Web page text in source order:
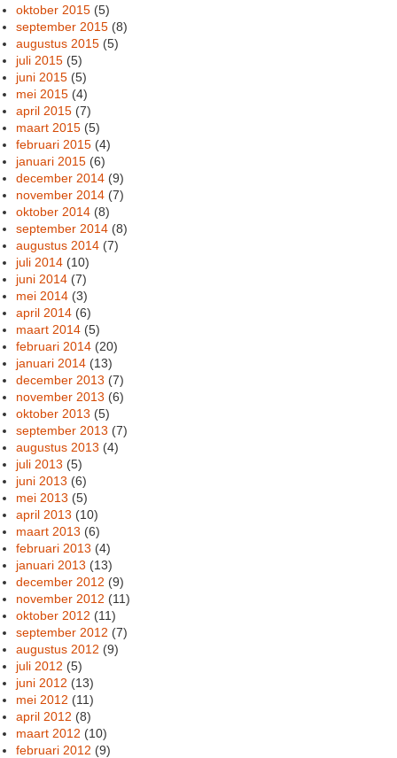
oktober 2015 (5)
september 2015 (8)
augustus 2015 (5)
juli 2015 (5)
juni 2015 (5)
mei 2015 (4)
april 2015 (7)
maart 2015 (5)
februari 2015 (4)
januari 2015 (6)
december 2014 (9)
november 2014 (7)
oktober 2014 (8)
september 2014 (8)
augustus 2014 (7)
juli 2014 (10)
juni 2014 (7)
mei 2014 (3)
april 2014 (6)
maart 2014 (5)
februari 2014 (20)
januari 2014 (13)
december 2013 (7)
november 2013 (6)
oktober 2013 (5)
september 2013 (7)
augustus 2013 (4)
juli 2013 (5)
juni 2013 (6)
mei 2013 (5)
april 2013 (10)
maart 2013 (6)
februari 2013 (4)
januari 2013 (13)
december 2012 (9)
november 2012 (11)
oktober 2012 (11)
september 2012 (7)
augustus 2012 (9)
juli 2012 (5)
juni 2012 (13)
mei 2012 (11)
april 2012 (8)
maart 2012 (10)
februari 2012 (9)